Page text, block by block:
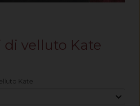
velluto Kate
Kate